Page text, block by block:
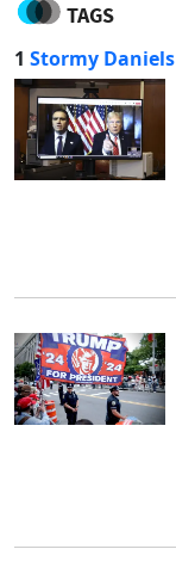
TAGS
1 Stormy Daniels